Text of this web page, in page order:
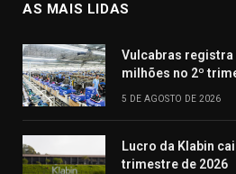
AS MAIS LIDAS
Vulcabras registra
milhões no 2º
5 DE AGOSTO DE 2026
Lucro da Klabin
trimestre de 2026